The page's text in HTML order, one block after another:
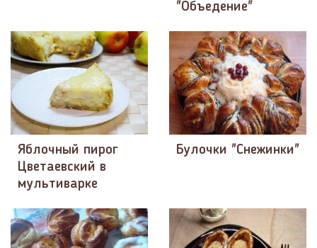
"Объедение"
Яблочный пирог
Цветаевский в
мультиварке
Булочки "Снежинки"